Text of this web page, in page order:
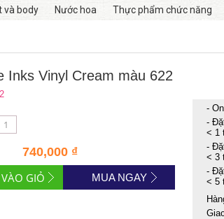
và body Nước hoa Thực phẩm chức năng
Inks Vinyl Cream màu 622
740,000 ₫
MUA NGAY
-
-
< 1
-
< 3
-
< 5